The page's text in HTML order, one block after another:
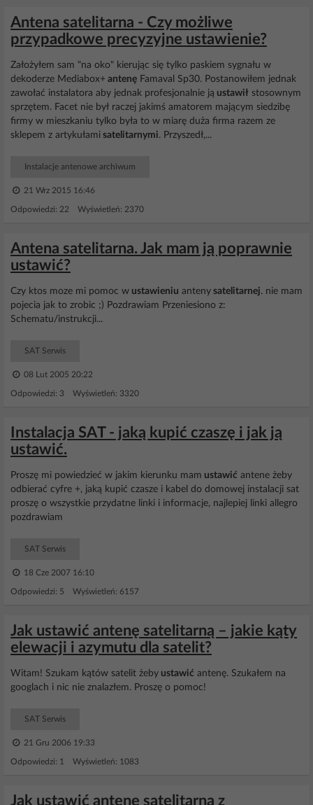
Antena satelitarna - Czy możliwe
przypadkowe precyzyjne ustawienie?
Założyłem sam "na oko" kierując się tylko paskiem sygnału w
dekoderze Mediabox+ antenę Famaval Sp30. Postanowiłem jednak
zawołać instalatora aby jednak profesjonalnie ją ustawił stosownym
sprzętem. Facet nie był raczej jakimś amatorem mającym siedzibę
firmy w mieszkaniu tylko była to w miarę duża firma razem ze
sklepem z artykułami satelitarnymi. Przyszedł,...
Instalacje antenowe archiwum
21 Wrz 2015 16:46
Odpowiedzi: 22 Wyświetleń: 2370
Antena satelitarna. Jak mam ją poprawnie
ustawić?
Czy ktos moze mi pomoc w ustawieniu anteny satelitarnej. nie mam
pojecia jak to zrobic ;) Pozdrawiam Przeniesiono z:
Schematu/instrukcji...
SAT Serwis
08 Lut 2005 20:22
Odpowiedzi: 3 Wyświetleń: 3320
Instalacja SAT - jaką kupić czaszę i jak ją
ustawić.
Proszę mi powiedzieć w jakim kierunku mam ustawić antene żeby
odbierać cyfre +, jaką kupić czasze i kabel do domowej instalacji sat
proszę o wszystkie przydatne linki i informacje, najlepiej linki allegro
pozdrawiam
SAT Serwis
18 Cze 2007 16:10
Odpowiedzi: 5 Wyświetleń: 6157
Jak ustawić antenę satelitarną – jakie kąty
elewacji i azymutu dla satelit?
Witam! Szukam kątów satelit żeby ustawić antenę. Szukałem na
googlach i nic nie znalazłem. Proszę o pomoc!
SAT Serwis
21 Gru 2006 19:33
Odpowiedzi: 1 Wyświetleń: 1083
Jak ustawić antenę satelitarną z